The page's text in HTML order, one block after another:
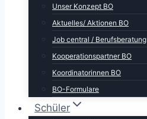
Unser Konzept BO
Aktuelles/ Aktionen BO
Job central / Berufsberatung
Kooperationspartner BO
Koordinatorinnen BO
BO-Formulare
Schüler